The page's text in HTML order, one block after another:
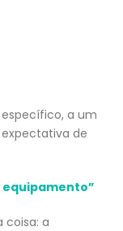
a um
de
equipamento”
coisa: a